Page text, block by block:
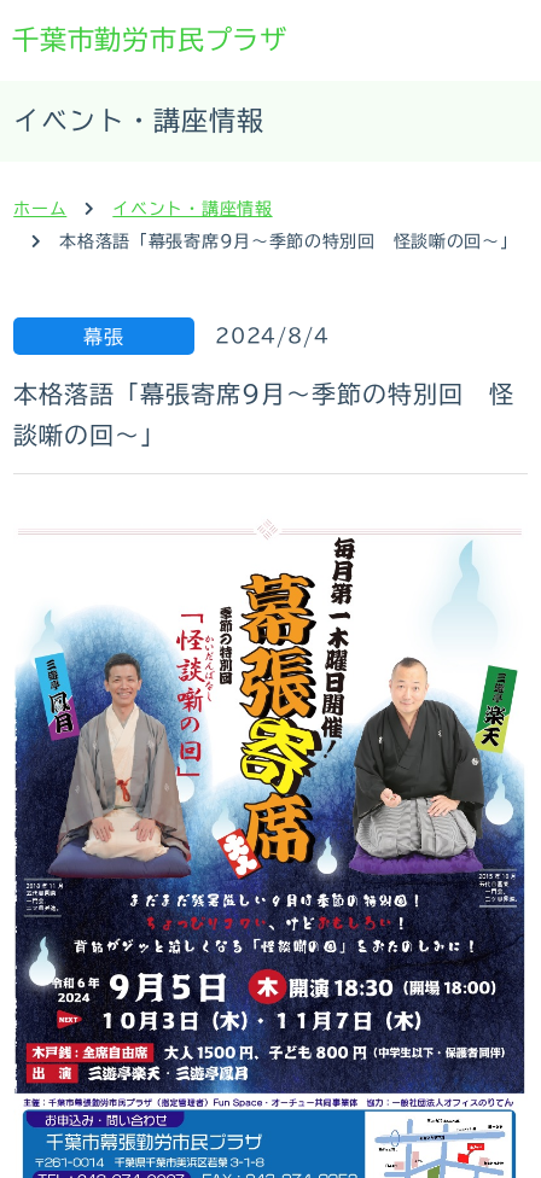
千葉市勤労市民プラザ
イベント・講座情報
ホーム
イベント・講座情報
本格落語「幕張寄席9月～季節の特別回 怪談噺の回～」
幕張 2024/8/4
本格落語「幕張寄席9月～季節の特別回 怪
談噺の回～」